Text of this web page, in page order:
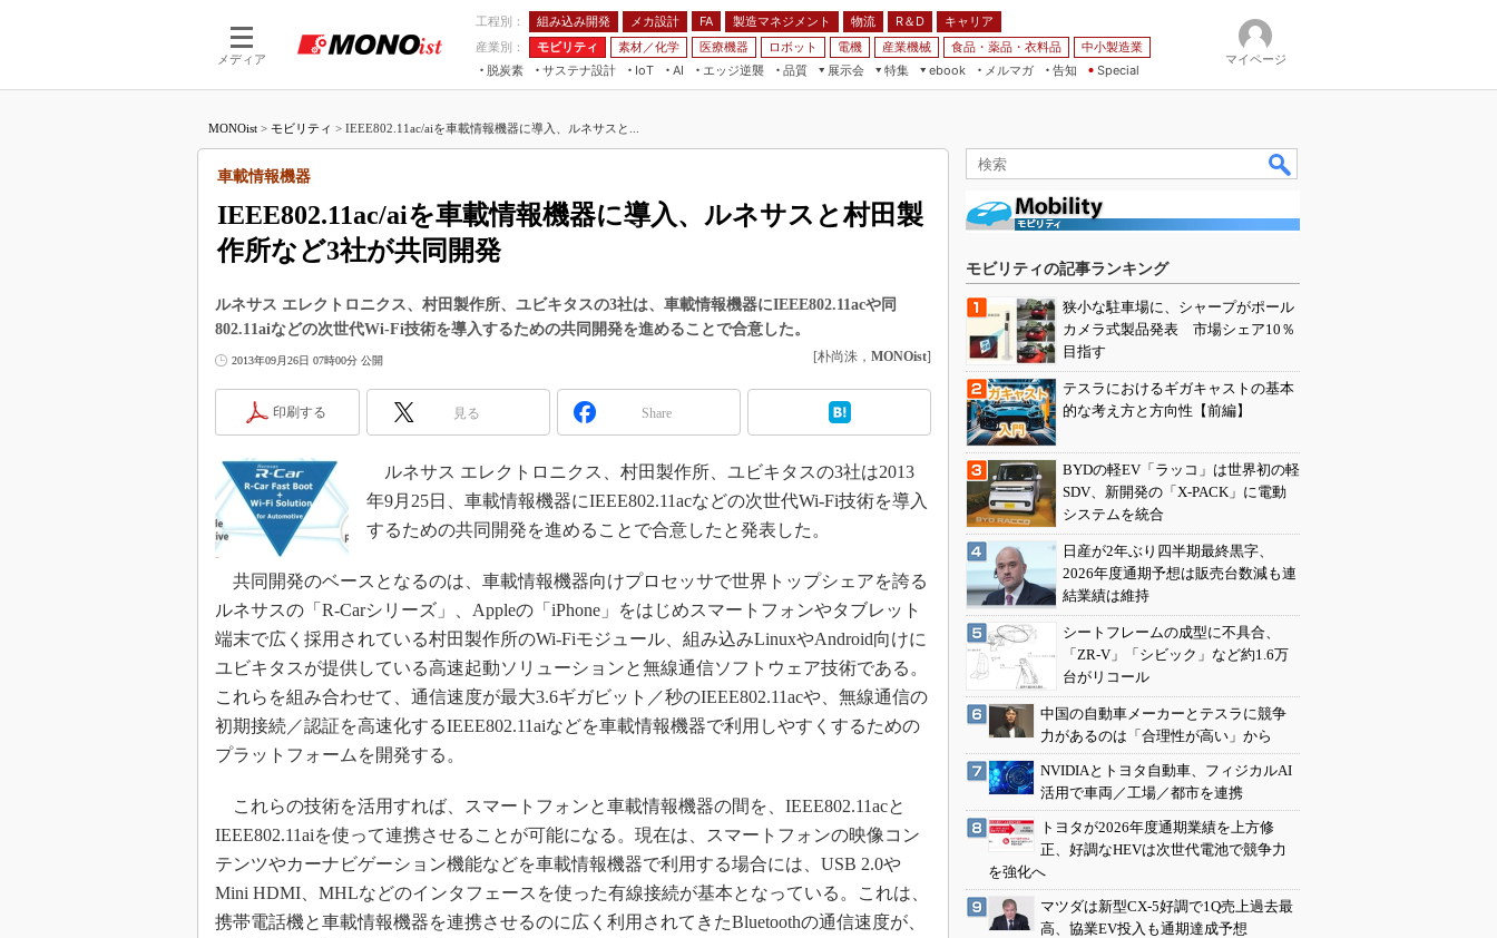
メディア
工程別： 組み込み開発 メカ設計 FA 製造マネジメント 物流 R＆D
キャリア
産業別：
モビリティ 素材／化学 医療機器 ロボット 電機 産業機械 食品・薬品・衣料品
中小製造業
脱炭素
サステナ設計
IoT
つながる工場
AI
AI×設備保全
エッジ逆襲 品質
展示会
JIMTOF
IIFES
TECHNO-FRONTIER
EdgeTech+
産業オープンネット展
特集
VR／AR
フィールドサービス
組み込み画像技術
組み込みモデリング
ISO26262
無償設計ツール
3Dプリンタ
デジタルツインとCAE
S＆OP
インダストリー4.0
イノベーション
製造業ビッグデータ
海外生産
制御セキュリティ
新型コロナへの対応
ebook
モビリティ
メルマガ
告知 Special
マイページ
MONOist > モビリティ > IEEE802.11ac/aiを車載情報機器に導入、ルネサスと...
IEEE802.11ac/aiを車載情報機器に導入、ルネサスと村田製
作所など3社が共同開発
車載情報機器
ルネサス エレクトロニクス、村田製作所、ユビキタスの3社は、車載情報機器にIEEE802.11acや同
802.11aiなどの次世代Wi-Fi技術を導入するための共同開発を進めることで合意した。
2013年09月26日 07時00分 公開 [朴尚洙， MONOist]
印刷する 見る Share
ルネサス エレクトロニクス、村田製作所、ユビキタスの3社は2013
年9月25日、車載情報機器にIEEE802.11acなどの次世代Wi-Fi技術を導入
するための共同開発を進めることで合意したと発表した。
共同開発のベースとなるのは、車載情報機器向けプロセッサで世界トップシェアを誇る
ルネサスの「R-Carシリーズ」、Appleの「iPhone」をはじめスマートフォンやタブレット
端末で広く採用されている村田製作所のWi-Fiモジュール、組み込みLinuxやAndroid向けに
ユビキタスが提供している高速起動ソリューションと無線通信ソフトウェア技術である。
これらを組み合わせて、通信速度が最大3.6ギガビット／秒のIEEE802.11acや、無線通信の
初期接続／認証を高速化するIEEE802.11aiなどを車載情報機器で利用しやすくするための
プラットフォームを開発する。
これらの技術を活用すれば、スマートフォンと車載情報機器の間を、IEEE802.11acと
IEEE802.11aiを使って連携させることが可能になる。現在は、スマートフォンの映像コン
テンツやカーナビゲーション機能などを車載情報機器で利用する場合には、USB 2.0や
Mini HDMI、MHLなどのインタフェースを使った有線接続が基本となっている。これは、
携帯電話機と車載情報機器を連携させるのに広く利用されてきたBluetoothの通信速度が、
モビリティの記事ランキング
狭小な駐車場に、シャープがポール
カメラ式製品発表 市場シェア10％
目指す
テスラにおけるギガキャストの基本
的な考え方と方向性【前編】
BYDの軽EV「ラッコ」は世界初の軽
SDV、新開発の「X-PACK」に電動
システムを統合
日産が2年ぶり四半期最終黒字、
2026年度通期予想は販売台数減も連
結業績は維持
シートフレームの成型に不具合、
「ZR-V」「シビック」など約1.6万
台がリコール
中国の自動車メーカーとテスラに競争
力があるのは「合理性が高い」から
NVIDIAとトヨタ自動車、フィジカルAI
活用で車両／工場／都市を連携
トヨタが2026年度通期業績を上方修
正、好調なHEVは次世代電池で競争力
を強化へ
マツダは新型CX-5好調で1Q売上過去最
高、協業EV投入も通期達成予想